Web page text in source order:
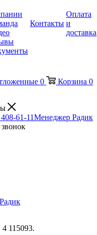
Контакты
Оплата
и
доставка
0 Корзина 0
61-11Менеджер Радик
звонок
115093.